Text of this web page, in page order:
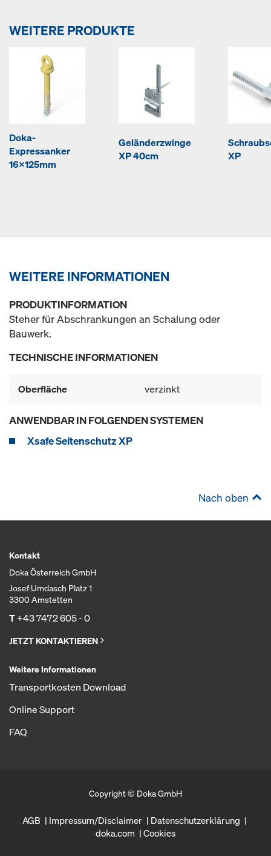
WEITERE PRODUKTE
Doka-
Expressanker
16x125mm
Geländerzwinge
XP 40cm
XP
WEITERE INFORMATIONEN
PRODUKTINFORMATION
Steher für Abschrankungen an Schalung oder
Bauwerk.
TECHNISCHE INFORMATIONEN
Oberfläche verzinkt
ANWENDBAR IN FOLGENDEN SYSTEMEN
Xsafe Seitenschutz XP
Nach oben
Kontakt
Doka Österreich GmbH
Josef Umdasch Platz 1
3300 Amstetten
T+43 7472 605 - 0
JETZT KONTAKTIEREN
Weitere Informationen
Transportkosten Download
Online Support
FAQ
Copyright © Doka GmbH
AGB Impressum/Disclaimer
Datenschutzerklärung
doka.com
Cookies